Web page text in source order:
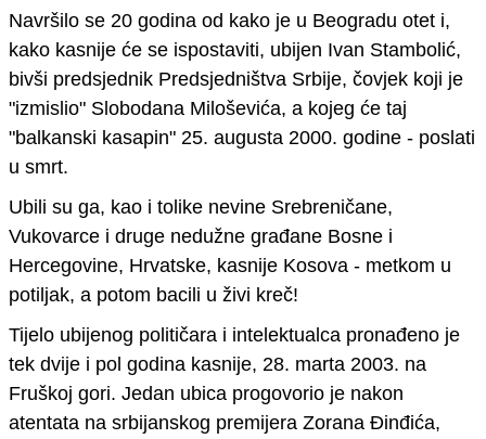
Navršilo se 20 godina od kako je u Beogradu otet i,
kako kasnije će se ispostaviti, ubijen Ivan Stambolić,
bivši predsjednik Predsjedništva Srbije, čovjek koji je
"izmislio" Slobodana Miloševića, a kojeg će taj
"balkanski kasapin" 25. augusta 2000. godine - poslati
u smrt.
Ubili su ga, kao i tolike nevine Srebreničane,
Vukovarce i druge nedužne građane Bosne i
Hercegovine, Hrvatske, kasnije Kosova - metkom u
potiljak, a potom bacili u živi kreč!
Tijelo ubijenog političara i intelektualca pronađeno je
tek dvije i pol godina kasnije, 28. marta 2003. na
Fruškoj gori. Jedan ubica progovorio je nakon
atentata na srbijanskog premijera Zorana Đinđića,